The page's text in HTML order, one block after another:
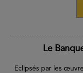
Le
Eclipsés par les